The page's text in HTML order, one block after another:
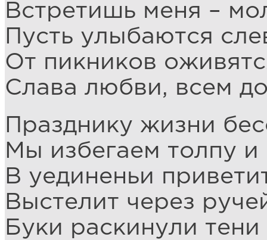
Встретишь меня –
Пусть улыбаются
От пикников
Слава любви, всем
Празднику жизни
Мы избегаем толпу и
В уединеньи
Выстелит через
Буки раскинули